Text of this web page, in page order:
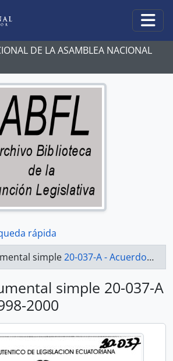
DE LA ASAMBLEA NACIONAL
rápida
simple20-037-A - Acuerdo-1998-2000
simple 20-037-A
2000